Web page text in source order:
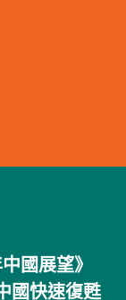
國展望》
國快速復甦